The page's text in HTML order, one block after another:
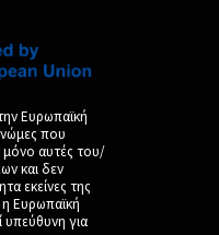
Ευρωπαϊκή
που
μόνο αυτές του/
και δεν
εκείνες της
Ευρωπαϊκή
για